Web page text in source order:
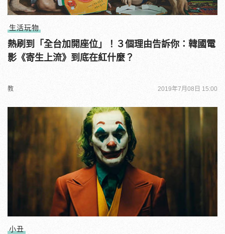
生活玩物
熱刷到「全台加開座位」！３個理由告訴你：韓國電
影《寄生上流》到底在紅什麼？
教 2019年7月08日 15:00
小丑